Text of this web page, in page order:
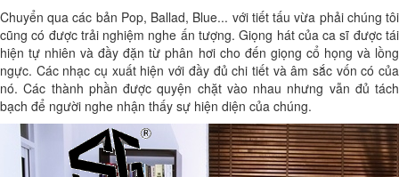
Chuyển qua các bản Pop, Ballad, Blue... với tiết tấu vừa phải chúng tôi
cũng có được trải nghiệm nghe ấn tượng. Giọng hát của ca sĩ được tái
hiện tự nhiên và đầy đặn từ phân hơi cho đến giọng cổ họng và lồng
ngực. Các nhạc cụ xuất hiện với đầy đủ chi tiết và âm sắc vốn có của
nó. Các thành phần được quyện chặt vào nhau nhưng vẫn đủ tách
bạch để người nghe nhận thấy sự hiện diện của chúng.